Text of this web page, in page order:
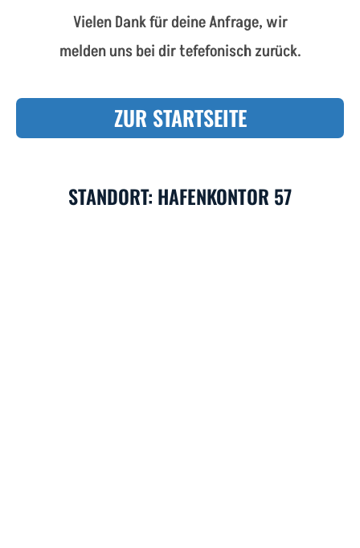
Vielen Dank für deine Anfrage, wir
melden uns bei dir tefefonisch zurück.
ZUR STARTSEITE
STANDORT: HAFENKONTOR 57